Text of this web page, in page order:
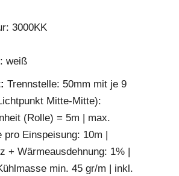
3000KK
weiß
Trennstelle: 50mm mit je 9
Mitte-Mitte):
(Rolle) = 5m | max.
pro Einspeisung: 10m |
+ Wärmeausdehnung: 1% |
min. 45 gr/m | inkl.